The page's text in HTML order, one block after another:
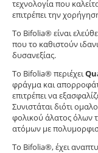
τεχνολογία που
επιτρέπει την
Tο Bifolia® είναι
που το καθιστούν
δυσανεξίας.
Το Bifolia® περιέχει
φράγμα και
επιτρέπει να
Συνιστάται διότι
φολικού άλατος όλων
ατόμων με
Το Bifolia®, έχει